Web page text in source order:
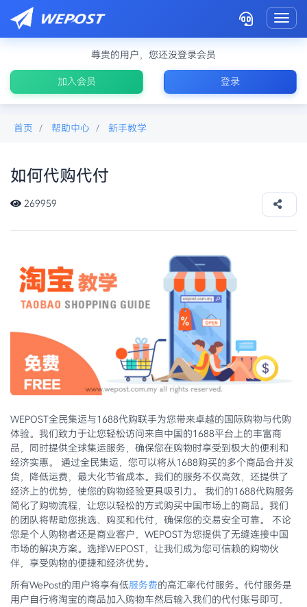
尊贵的用户，您还没登录会员
加入会员 登录
首页 帮助中心 新手教学
如何代购代付
269959
WEPOST全民集运与1688代购联手为您带来卓越的国际购物与代购
体验。我们致力于让您轻松访问来自中国的1688平台上的丰富商
品，同时提供全球集运服务，确保您在购物时享受到极大的便利和
经济实惠。 通过全民集运，您可以将从1688购买的多个商品合并发
货，降低运费，最大化节省成本。我们的服务不仅高效，还提供了
经济上的优势，使您的购物经验更具吸引力。 我们的1688代购服务
简化了购物流程，让您以轻松的方式购买中国市场上的商品。我们
的团队将帮助您挑选、购买和代付，确保您的交易安全可靠。 不论
您是个人购物者还是商业客户，WEPOST为您提供了无缝连接中国
市场的解决方案。选择WEPOST，让我们成为您可信赖的购物伙
伴，享受购物的便捷和经济优势。
所有WePost的用户将享有低服务费的高汇率代付服务。代付服务是
用户自行将淘宝的商品加入购物车然后输入我们的代付账号即可，